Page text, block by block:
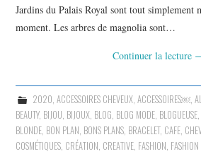
Jardins du Palais Royal sont tout simplement
moment. Les arbres de magnolia sont…
Continuer la lecture
2020, ACCESSOIRES CHEVEUX, ACCESSOIRES￼,
BEAUTY, BIJOU, BIJOUX, BLOG, BLOG MODE, BLOGUEUSE,
BLONDE, BON PLAN, BONS PLANS, BRACELET, CAFE,
COSMÉTIQUES, CRÉATION, CREATIVE, FASHION,